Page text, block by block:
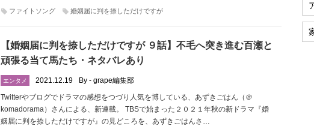
ファイトソング 婚姻届に判を捺しただけですが
【婚姻届に判を捺しただけですが ９話】不毛へ突き進む百瀬と
頑張る当て馬たち・ネタバレあり
エンタメ 2021.12.19
By - grape編集部
Twitterやブログでドラマの感想をつづり人気を博している、あずきごはん（＠
komadorama）さんによる、新連載。 TBSで始まった２０２１年秋の新ドラマ『婚
姻届に判を捺しただけですが』の見どころを、あずきごはんさ…